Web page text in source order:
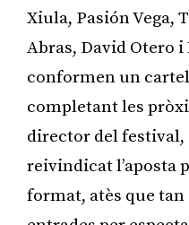
Xiula, Pasión Vega,
Abras, David Otero i
conformen un
completant les
director del festival,
reivindicat l’aposta
format, atès que tan